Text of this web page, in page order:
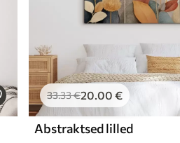
33.33€20.00 €
Abstraktsed lilled